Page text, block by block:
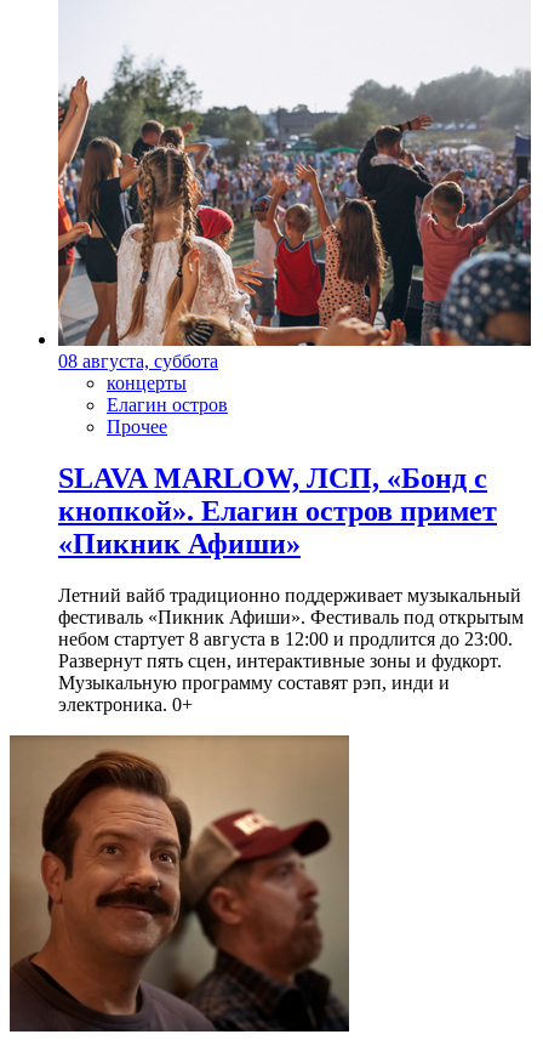
08 августа, суббота
концерты
Елагин остров
Прочее
SLAVA MARLOW, ЛСП, «Бонд с
кнопкой». Елагин остров примет
«Пикник Афиши»
Летний вайб традиционно поддерживает музыкальный
фестиваль «Пикник Афиши». Фестиваль под открытым
небом стартует 8 августа в 12:00 и продлится до 23:00.
Развернут пять сцен, интерактивные зоны и фудкорт.
Музыкальную программу составят рэп, инди и
электроника. 0+